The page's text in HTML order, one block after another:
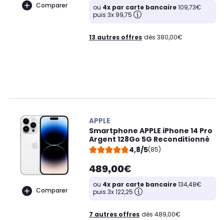
Comparer ou 4x par carte bancaire109,73€
puis 3x 99,75
13 autres offres dès 380,00€
Comparer
APPLE
Smartphone APPLE iPhone 14 Pro
Argent 128Go 5G Reconditionné
4,8/5(85)
489,00€
ou 4x par carte bancaire134,48€
puis 3x 122,25
7 autres offres dès 489,00€